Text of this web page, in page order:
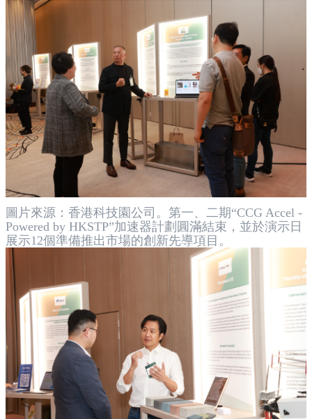
圖片來源：香港科技園公司。第一、二期“CCG Accel -
Powered by HKSTP”加速器計劃圓滿結束，並於演示日
展示12個準備推出市場的創新先導項目。